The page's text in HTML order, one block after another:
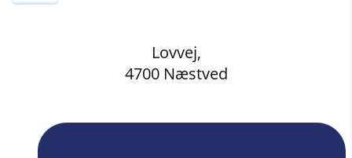
Lovvej,
4700 Næstved